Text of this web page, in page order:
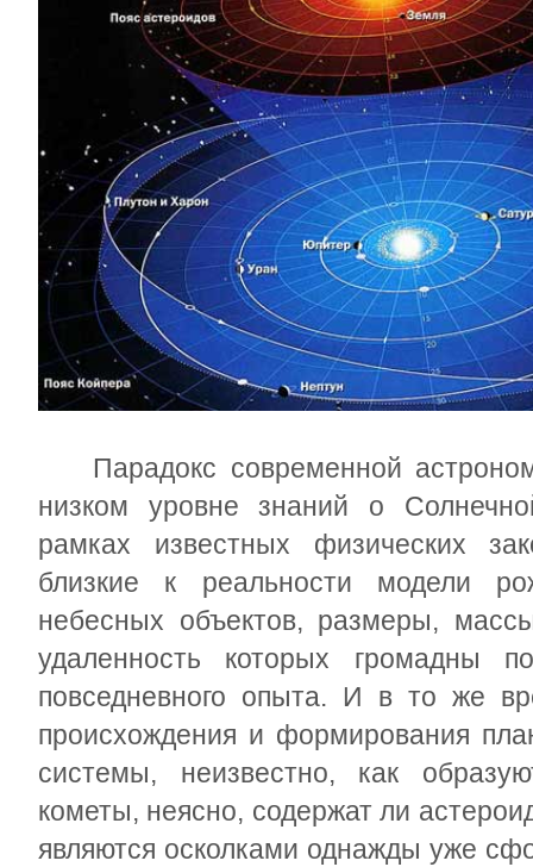
Парадокс современной
низком уровне знаний о
рамках известных физических
близкие к реальности модели
небесных объектов, размеры,
удаленность которых громадны
повседневного опыта. И в то же
происхождения и формирования
системы, неизвестно, как
кометы, неясно, содержат ли
являются осколками однажды уже